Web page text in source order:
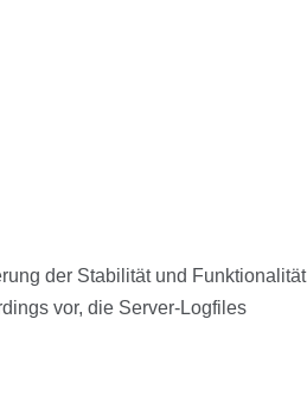
der Stabilität und Funktionalität
vor, die Server-Logfiles